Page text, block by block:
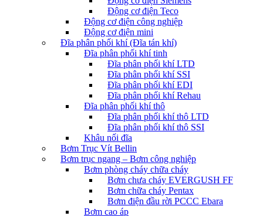
Động cơ điện Teco
Động cơ điện công nghiệp
Động cơ điện mini
Đĩa phân phối khí (Đĩa tán khí)
Đĩa phân phối khí tinh
Đĩa phân phối khí LTD
Đĩa phân phối khí SSI
Đĩa phân phối khí EDI
Đĩa phân phối khí Rehau
Đĩa phân phối khí thô
Đĩa phân phối khí thô LTD
Đĩa phân phối khí thô SSI
Khâu nối đĩa
Bơm Trục Vít Bellin
Bơm trục ngang – Bơm công nghiệp
Bơm phòng cháy chữa cháy
Bơm chưa cháy EVERGUSH FF
Bơm chữa cháy Pentax
Bơm điện đầu rời PCCC Ebara
Bơm cao áp